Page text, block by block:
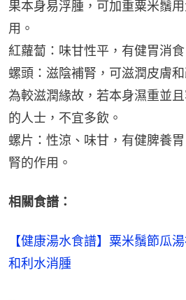
果本身易浮腫，可加重粟米鬚
用。
紅蘿蔔：味甘性平，有健胃消
螺頭：滋陰補腎，可滋潤皮膚
為較滋潤緣故，若本身濕重並
的人士，不宜多飲。
螺片：性涼、味甘，有健脾養
腎的作用。
相關食譜：
【健康湯水食譜】粟米鬚節瓜
和利水消腫